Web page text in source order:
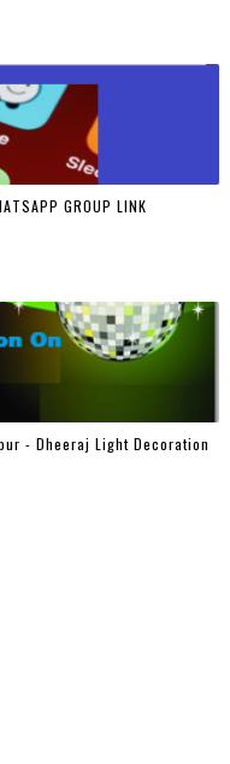
GROUP LINK
- Dheeraj Light Decoration